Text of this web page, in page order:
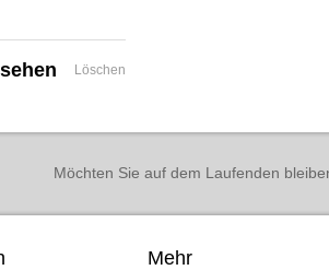
Löschen
Möchten Sie auf dem Laufenden
Mehr